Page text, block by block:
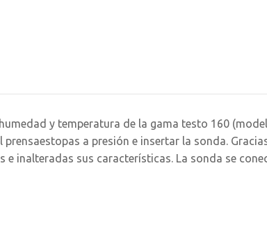
y temperatura de la gama testo 160
a presión e insertar la sonda.
inalteradas sus características. La sonda se